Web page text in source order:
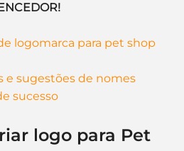
logomarca para pet shop
e sugestões de nomes
sucesso
logo para Pet